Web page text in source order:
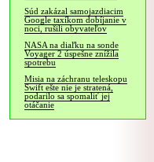
Súd zakázal samojazdiacim
Google taxíkom dobíjanie v
noci, rušili obyvateľov
NASA na diaľku na sonde
Voyager 2 úspešne znížila
spotrebu
Misia na záchranu teleskopu
Swift ešte nie je stratená,
podarilo sa spomaliť jej
otáčanie